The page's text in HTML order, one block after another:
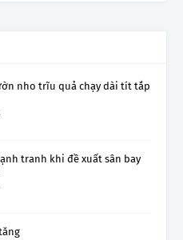
nho trĩu quả chạy dài tít tắp
tranh khi đề xuất sân bay